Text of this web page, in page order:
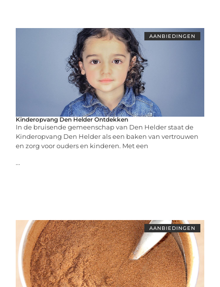
AANBIEDINGEN
Kinderopvang Den Helder Ontdekken
In de bruisende gemeenschap van Den Helder staat de
Kinderopvang Den Helder als een baken van vertrouwen
en zorg voor ouders en kinderen. Met een
...
AANBIEDINGEN